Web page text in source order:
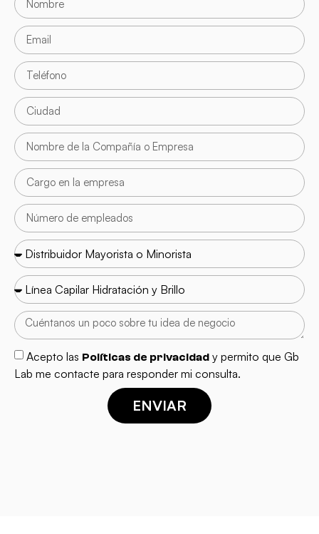
Acepto las Políticas de privacidad y permito que Gb
Lab me contacte para responder mi consulta.
ENVIAR